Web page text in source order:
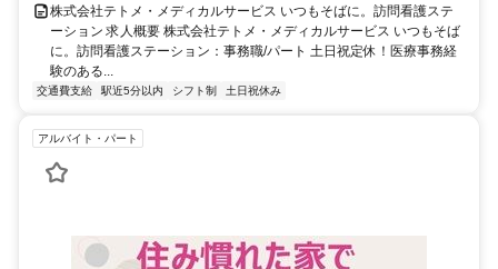
株式会社テトメ・メディカルサービス いつもそばに。訪問看護ステ
ーション 求人概要 株式会社テトメ・メディカルサービス いつもそば
に。訪問看護ステーション：事務職/パート 土日祝定休！医療事務経
験のある...
交通費支給 駅近5分以内 シフト制 土日祝休み
アルバイト・パート